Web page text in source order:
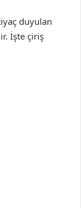
duyulan
İşte çiriş